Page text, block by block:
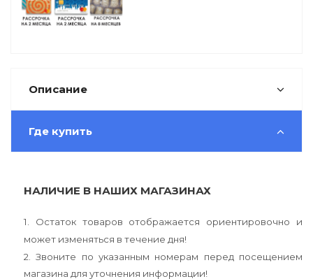
Описание
Где купить
НАЛИЧИЕ В НАШИХ МАГАЗИНАХ
1. Остаток товаров отображается ориентировочно и
может изменяться в течение дня!
2. Звоните по указанным номерам перед посещением
магазина для уточнения информации!